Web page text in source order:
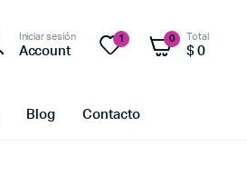
Iniciar sesión
Account
1 0 Total
$ 0
Blog Contacto